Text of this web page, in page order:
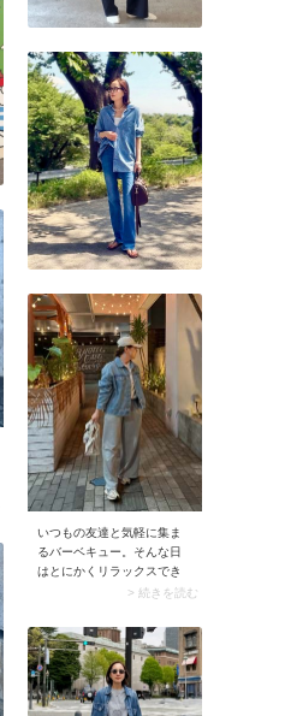
いつもの友達と気軽に集ま
るバーベキュー。そんな日
はとにかくリラックスでき
る服装を選びたいですよ
ーのデニムジャケットにス
トレートのグレースウェッ
トワイドパンツを合わせれ
ば、楽ちんだけどこなれ感
のある着こなしに。日差し
> 続きを読む